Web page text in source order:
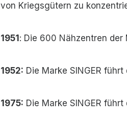
von Kriegsgütern zu
1951: Die 600 Nähzentren der
1952: Die Marke SINGER
1975: Die Marke SINGER